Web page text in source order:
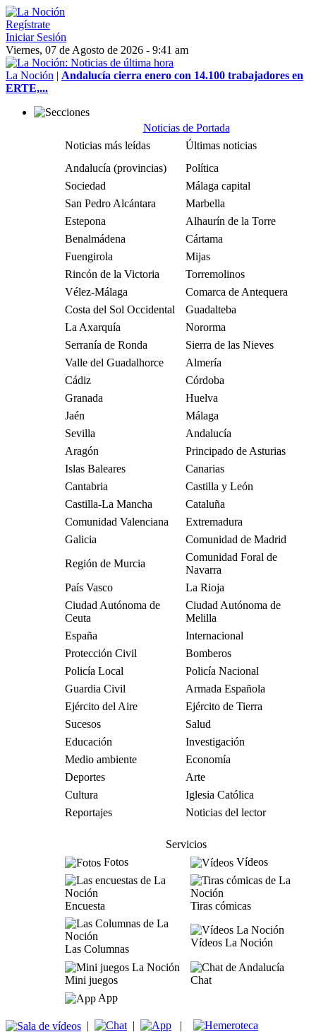
Regístrate
Iniciar Sesión
Viernes, 07 de Agosto de 2026 - 9:41 am
La Noción | Andalucía cierra enero con 14.100 trabajadores en
ERTE,...
Noticias de Portada
Noticias más leídas
Últimas noticias
Andalucía (provincias)
Política
Sociedad
Málaga capital
San Pedro Alcántara
Marbella
Estepona
Alhaurín de la Torre
Benalmádena
Cártama
Fuengirola
Mijas
Rincón de la Victoria
Torremolinos
Vélez-Málaga
Comarca de Antequera
Costa del Sol Occidental
Guadalteba
La Axarquía
Nororma
Serranía de Ronda
Sierra de las Nieves
Valle del Guadalhorce
Almería
Cádiz
Córdoba
Granada
Huelva
Jaén
Málaga
Sevilla
Andalucía
Aragón
Principado de Asturias
Islas Baleares
Canarias
Cantabria
Castilla y León
Castilla-La Mancha
Cataluña
Comunidad Valenciana
Extremadura
Galicia
Comunidad de Madrid
Región de Murcia
Comunidad Foral de
Navarra
País Vasco
La Rioja
Ciudad Autónoma de
Ceuta
Ciudad Autónoma de
Melilla
España
Internacional
Protección Civil
Bomberos
Policía Local
Policía Nacional
Guardia Civil
Armada Española
Ejército del Aire
Ejército de Tierra
Sucesos
Salud
Educación
Investigación
Medio ambiente
Economía
Deportes
Arte
Cultura
Iglesia Católica
Reportajes
Noticias del lector
Servicios
Fotos
Vídeos
Encuesta Tiras cómicas
Las Columnas
Vídeos La Noción
Mini juegos
Chat
App
| | |